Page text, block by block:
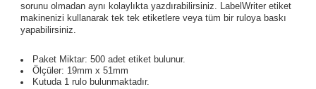
sorunu olmadan aynı kolaylıkta yazdırabilirsiniz. LabelWriter etiket
makinenizi kullanarak tek tek etiketlere veya tüm bir ruloya baskı
yapabilirsiniz.
Paket Miktar: 500 adet etiket bulunur.
Ölçüler: 19mm x 51mm
Kutuda 1 rulo bulunmaktadır.